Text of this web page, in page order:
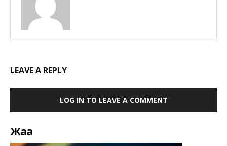
LEAVE A REPLY
LOG IN TO LEAVE A COMMENT
Жаңа